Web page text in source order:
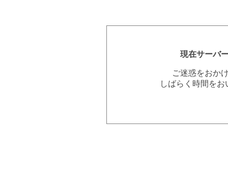
現在サーバ
ご迷惑をおか
しばらく時間を